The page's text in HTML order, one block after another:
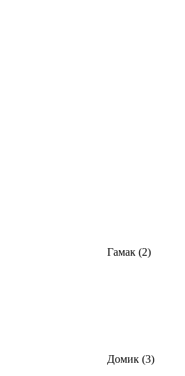
Гамак (2)
Домик (3)